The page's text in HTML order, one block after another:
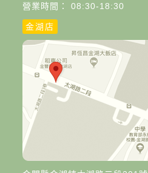
營業時間： 08:30-18:30
金湖店